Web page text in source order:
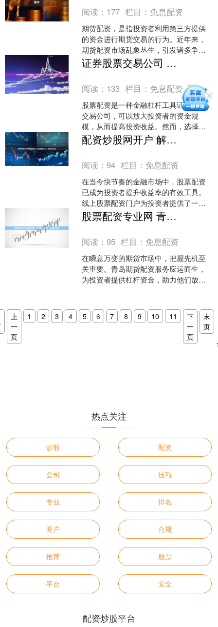
阅读： 177 栏目： 免息配资
期货配资，是指投资者利用第三方提供
的资金进行期货交易的行为。近年来，
期货配资市场乱象丛生，引发诸多争
议。 网上配资炒股平台是提供杠杆资金
的在线平台。投资者可以向....
证券股票交易公司 股票配资，选择靠谱平台，轻松撬动财富杠杆
阅读： 133 栏目： 免息配资
股票配资是一种金融杠杆工具证券股票
交易公司，可以放大投资者的资金规
模，从而提高投资收益。然而，选择一
个靠谱的配资平台至关重要，否则可能
会带来巨大的风险。 * *....
配资炒股网开户 解锁财富密码！线上股票配资门户，助您投资无忧
阅读：94 栏目： 免息配资
在当今快节奏的金融市场中，股票配资
已成为投资者提升收益率的有效工具。
线上股票配资门户为投资者提供了一个
便捷、安全的平台，让他们可以轻松获
取资金杠杆配资炒股网开户....
股票配资专业网 青岛期货配资：助您把握市场先机，成就财富梦想
阅读：95 栏目： 免息配资
在瞬息万变的期货市场中，把握先机至
关重要。青岛期货配资服务应运而生，
为投资者提供杠杆资金，助力他们放大
上
一
页
1 2 3 4 5 6 7 8 9 10 11
下
一
页
末
页
热点关注
炒股 配资
公司 技巧
专业 排名
开户 合规
推荐 股票
平台 安全
配资炒股平台